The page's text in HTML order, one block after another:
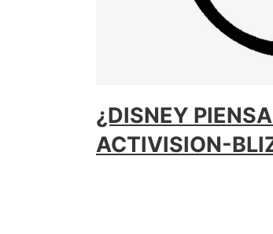
¿DISNEY
ACTIVISION-